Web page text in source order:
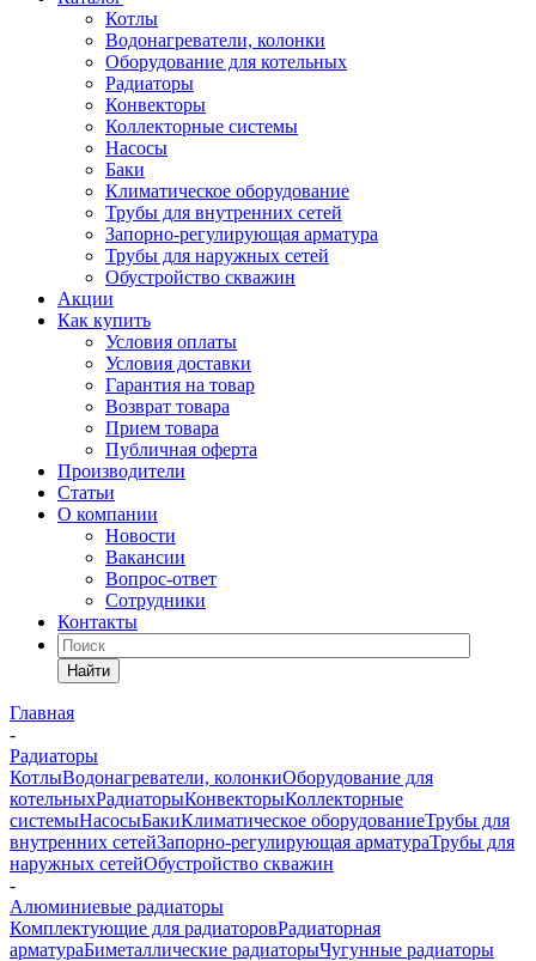
Котлы
Водонагреватели, колонки
Оборудование для котельных
Радиаторы
Конвекторы
Коллекторные системы
Насосы
Баки
Климатическое оборудование
Трубы для внутренних сетей
Запорно-регулирующая арматура
Трубы для наружных сетей
Обустройство скважин
Акции
Как купить
Условия оплаты
Условия доставки
Гарантия на товар
Возврат товара
Прием товара
Публичная оферта
Производители
Статьи
О компании
Новости
Вакансии
Вопрос-ответ
Сотрудники
Контакты
Найти
Главная
-
Радиаторы
КотлыВодонагреватели, колонкиОборудование для
котельныхРадиаторыКонвекторыКоллекторные
системыНасосыБакиКлиматическое оборудованиеТрубы для
внутренних сетейЗапорно-регулирующая арматураТрубы для
наружных сетейОбустройство скважин
-
Алюминиевые радиаторы
Комплектующие для радиаторовРадиаторная
арматураБиметаллические радиаторыЧугунные радиаторы